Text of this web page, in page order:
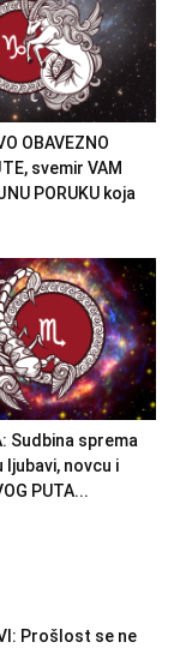
OBAVEZNO
svemir VAM
PORUKU koja
Sudbina sprema
ljubavi, novcu i
PUTA...
Prošlost se ne